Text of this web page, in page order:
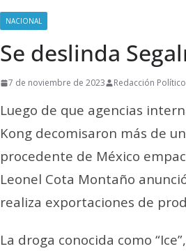
NACIONAL
Se deslinda
7 de noviembre de 2023 Redacción
Luego de que agencias
Kong decomisaron más de
procedente de México
Leonel Cota Montaño
realiza exportaciones de
La droga conocida como